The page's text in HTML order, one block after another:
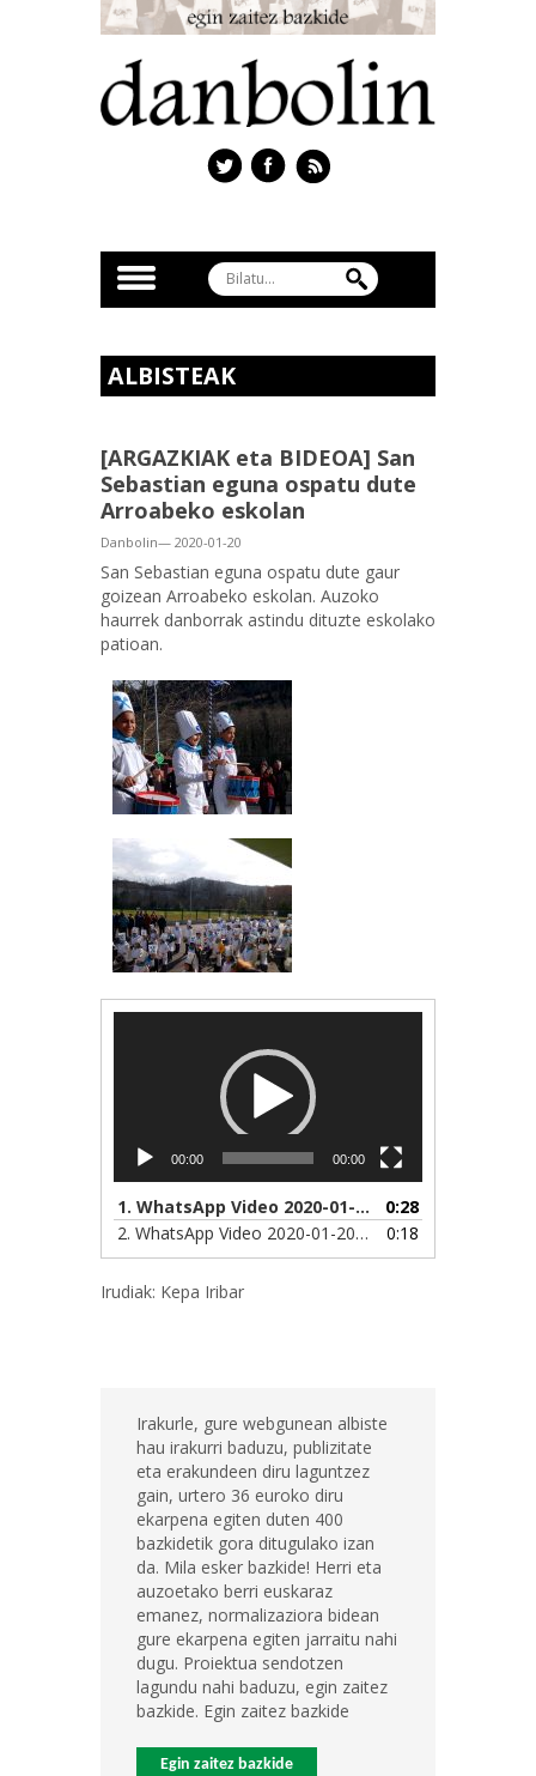
ALBISTEAK
[ARGAZKIAK eta BIDEOA] San
Sebastian eguna ospatu dute
Arroabeko eskolan
Danbolin— 2020-01-20
San Sebastian eguna ospatu dute gaur
goizean Arroabeko eskolan. Auzoko
haurrek danborrak astindu dituzte eskolako
patioan.
erreproduzigailua
00:00 00:00
1. WhatsApp Video 2020-01-20 at 12.26.01
0:28
2. WhatsApp Video 2020-01-20 at 12.25.36 0:18
Irudiak: Kepa Iribar
Irakurle, gure webgunean albiste
hau irakurri baduzu, publizitate
eta erakundeen diru laguntzez
gain, urtero 36 euroko diru
ekarpena egiten duten 400
bazkidetik gora ditugulako izan
da. Mila esker bazkide! Herri eta
auzoetako berri euskaraz
emanez, normalizaziora bidean
gure ekarpena egiten jarraitu nahi
dugu. Proiektua sendotzen
lagundu nahi baduzu, egin zaitez
bazkide. Egin zaitez bazkide
Egin zaitez bazkide